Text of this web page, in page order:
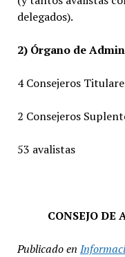
delegados).
2) Órgano de
4 Consejeros
2 Consejeros
53 avalistas
CONSEJO DE
Publicado en